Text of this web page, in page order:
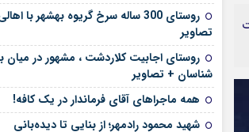
روستای 300 ساله سرخ ‌گریوه بهشهر با
تصاویر
روستای اجابیت کلاردشت ، مشهور در میان
شناسان + تصاویر
همه ماجراهای آقای فرماندار در یک کافه!
شهید محمود رادمهر؛ از بنایی تا دیده‌بانی